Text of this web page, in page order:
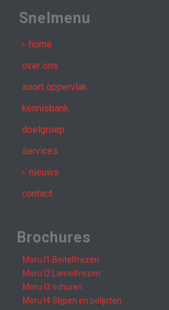
Snelmenu
home
over ons
soort oppervlak
kennisbank
doelgroep
services
nieuws
contact
Brochures
Moru I1 Beitelfrezen
Moru I2 Lamelfrezen
Moru I3 schuren
Moru I4 Slijpen en polijsten